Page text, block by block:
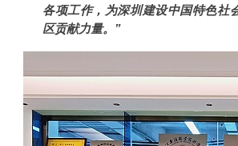
各项工作，为深圳建设中国特色社
区贡献力量。”